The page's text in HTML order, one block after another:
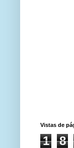
Vistas de
1 8